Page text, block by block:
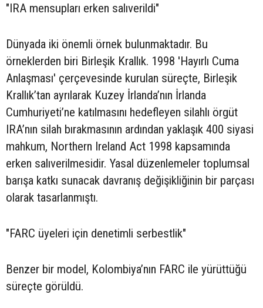
"IRA mensupları erken salıverildi"
Dünyada iki önemli örnek bulunmaktadır. Bu
örneklerden biri Birleşik Krallık. 1998 'Hayırlı Cuma
Anlaşması' çerçevesinde kurulan süreçte, Birleşik
Krallık’tan ayrılarak Kuzey İrlanda’nın İrlanda
Cumhuriyeti’ne katılmasını hedefleyen silahlı örgüt
IRA’nın silah bırakmasının ardından yaklaşık 400 siyasi
mahkum, Northern Ireland Act 1998 kapsamında
erken salıverilmesidir. Yasal düzenlemeler toplumsal
barışa katkı sunacak davranış değişikliğinin bir parçası
olarak tasarlanmıştı.
"FARC üyeleri için denetimli serbestlik"
Benzer bir model, Kolombiya’nın FARC ile yürüttüğü
süreçte görüldü.